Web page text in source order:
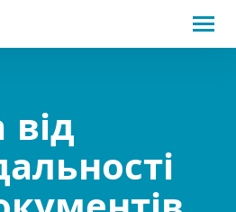
від